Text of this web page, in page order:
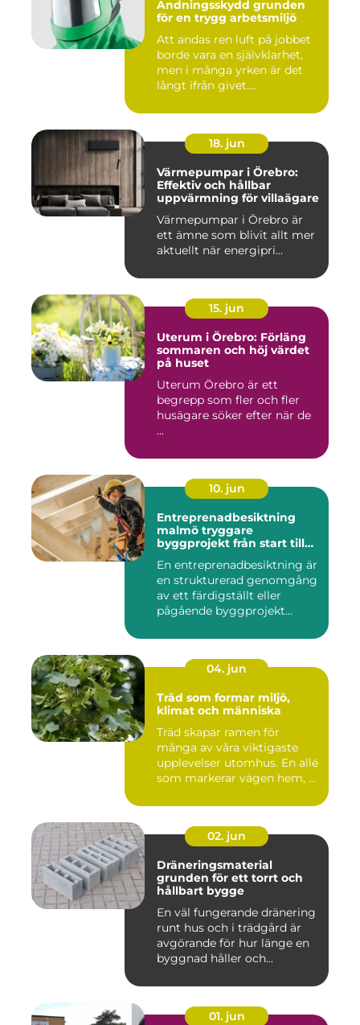
Andningsskydd grunden
för en trygg arbetsmiljö
Att andas ren luft på jobbet
borde vara en självklarhet,
men i många yrken är det
långt ifrån givet....
18. jun
Värmepumpar i Örebro:
Effektiv och hållbar
uppvärmning för villaägare
Värmepumpar i Örebro är
ett ämne som blivit allt mer
aktuellt när energipri...
15. jun
Uterum i Örebro: Förläng
sommaren och höj värdet
på huset
Uterum Örebro är ett
begrepp som fler och fler
husägare söker efter när de
...
10. jun
Entreprenadbesiktning
malmö tryggare
byggprojekt från start till
En entreprenadbesiktning är
en strukturerad genomgång
av ett färdigställt eller
pågående byggprojekt...
04. jun
Träd som formar miljö,
klimat och människa
Träd skapar ramen för
många av våra viktigaste
upplevelser utomhus. En allé
som markerar vägen hem, ...
02. jun
Dräneringsmaterial
grunden för ett torrt och
hållbart bygge
En väl fungerande dränering
runt hus och i trädgård är
avgörande för hur länge en
byggnad håller och...
01. jun